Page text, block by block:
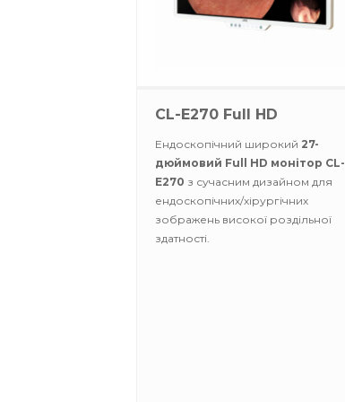
CL-E270 Full HD
Ендоскопічний широкий 27-
дюймовий Full HD монітор CL-
E270 з сучасним дизайном для
ендоскопічних/хірургічних
зображень високої роздільної
здатності.